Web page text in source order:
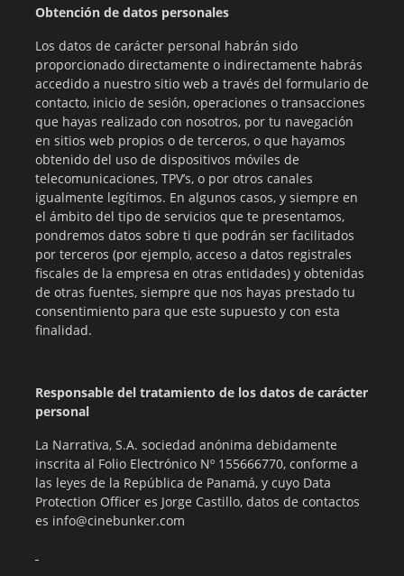
Obtención de datos personales
Los datos de carácter personal habrán sido
proporcionado directamente o indirectamente habrás
accedido a nuestro sitio web a través del formulario de
contacto, inicio de sesión, operaciones o transacciones
que hayas realizado con nosotros, por tu navegación
en sitios web propios o de terceros, o que hayamos
obtenido del uso de dispositivos móviles de
telecomunicaciones, TPV’s, o por otros canales
igualmente legítimos. En algunos casos, y siempre en
el ámbito del tipo de servicios que te presentamos,
pondremos datos sobre ti que podrán ser facilitados
por terceros (por ejemplo, acceso a datos registrales
fiscales de la empresa en otras entidades) y obtenidas
de otras fuentes, siempre que nos hayas prestado tu
consentimiento para que este supuesto y con esta
finalidad.
Responsable del tratamiento de los datos de carácter
personal
La Narrativa, S.A. sociedad anónima debidamente
inscrita al Folio Electrónico Nº 155666770, conforme a
las leyes de la República de Panamá, y cuyo Data
Protection Officer es Jorge Castillo, datos de contactos
es info@cinebunker.com